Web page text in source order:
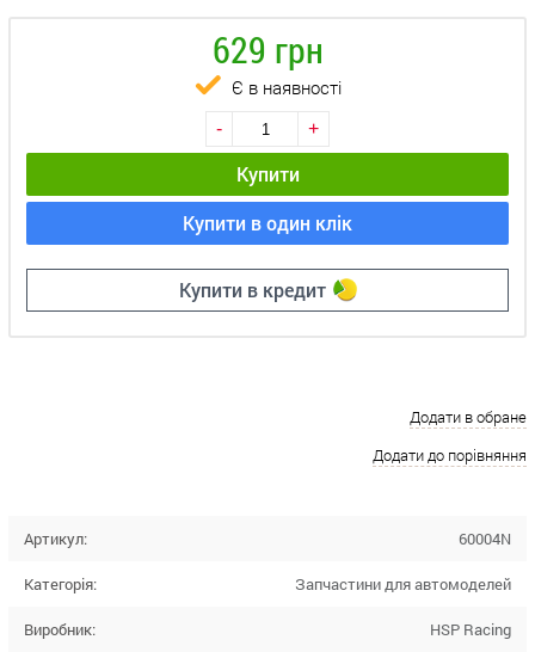
629 грн
Є в наявності
- +
Купити
Купити в один клік
Купити в кредит
Додати в обране
Додати до порівняння
Артикул: 60004N
Категорія: Запчастини для автомоделей
Виробник: HSP Racing